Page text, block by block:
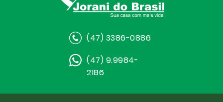
(47) 3386-0886
(47) 9.9984-
2186